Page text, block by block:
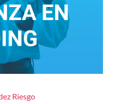
Riesgo